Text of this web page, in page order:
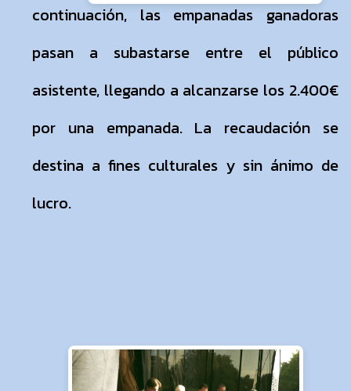
continuación, las empanadas ganadoras
pasan a subastarse entre el público
asistente, llegando a alcanzarse los 2.400€
por una empanada. La recaudación se
destina a fines culturales y sin ánimo de
lucro.